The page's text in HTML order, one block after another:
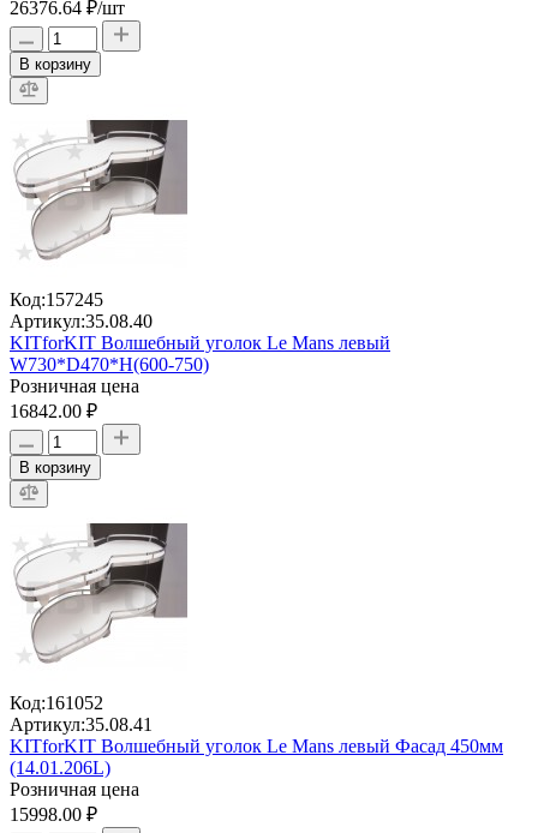
26376.64 ₽/шт
В корзину
Код:157245
Артикул:35.08.40
KITforKIT Волшебный уголок Le Mans левый
W730*D470*H(600-750)
Розничная цена
16842.00 ₽
В корзину
Код:161052
Артикул:35.08.41
KITforKIT Волшебный уголок Le Mans левый Фасад 450мм
(14.01.206L)
Розничная цена
15998.00 ₽